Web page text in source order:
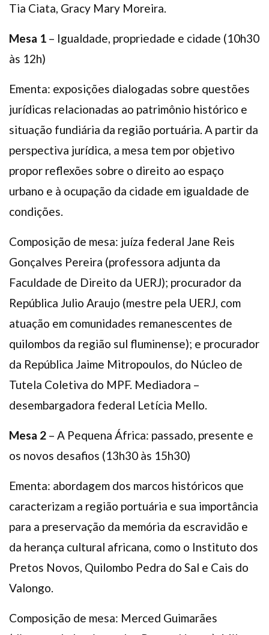
Tia Ciata, Gracy Mary Moreira.
Mesa 1 – Igualdade, propriedade e cidade (10h30
às 12h)
Ementa: exposições dialogadas sobre questões
jurídicas relacionadas ao patrimônio histórico e
situação fundiária da região portuária. A partir da
perspectiva jurídica, a mesa tem por objetivo
propor reflexões sobre o direito ao espaço
urbano e à ocupação da cidade em igualdade de
condições.
Composição de mesa: juíza federal Jane Reis
Gonçalves Pereira (professora adjunta da
Faculdade de Direito da UERJ); procurador da
República Julio Araujo (mestre pela UERJ, com
atuação em comunidades remanescentes de
quilombos da região sul fluminense); e procurador
da República Jaime Mitropoulos, do Núcleo de
Tutela Coletiva do MPF. Mediadora –
desembargadora federal Letícia Mello.
Mesa 2 – A Pequena África: passado, presente e
os novos desafios (13h30 às 15h30)
Ementa: abordagem dos marcos históricos que
caracterizam a região portuária e sua importância
para a preservação da memória da escravidão e
da herança cultural africana, como o Instituto dos
Pretos Novos, Quilombo Pedra do Sal e Cais do
Valongo.
Composição de mesa: Merced Guimarães